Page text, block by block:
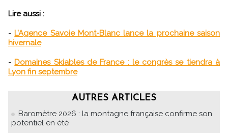
Lire aussi :
- L’Agence Savoie Mont-Blanc lance la prochaine saison
hivernale
- Domaines Skiables de France : le congrès se tiendra à
Lyon fin septembre
AUTRES ARTICLES
Baromètre 2026 : la montagne française confirme son
potentiel en été